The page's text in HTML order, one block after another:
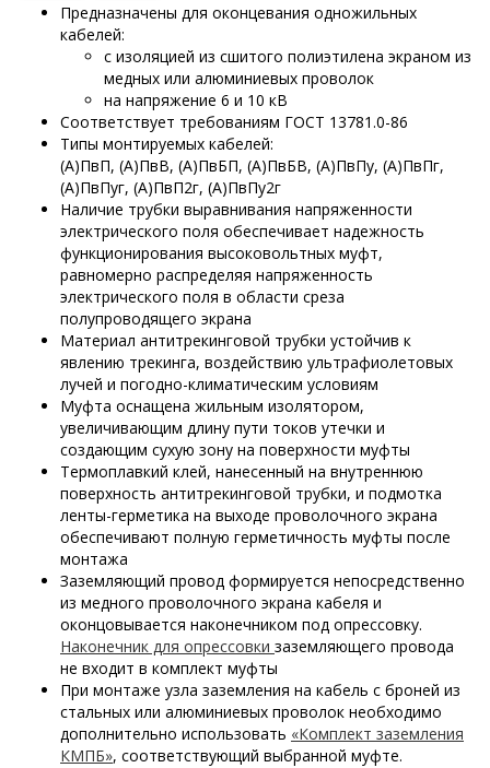
Предназначены для оконцевания одножильных
кабелей:
с изоляцией из сшитого полиэтилена экраном из
медных или алюминиевых проволок
на напряжение 6 и 10 кВ
Соответствует требованиям ГОСТ 13781.0-86
Типы монтируемых кабелей:
(А)ПвП, (А)ПвВ, (А)ПвБП, (А)ПвБВ, (А)ПвПу, (А)ПвПг,
(А)ПвПуг, (А)ПвП2г, (А)ПвПу2г
Наличие трубки выравнивания напряженности
электрического поля обеспечивает надежность
функционирования высоковольтных муфт,
равномерно распределяя напряженность
электрического поля в области среза
полупроводящего экрана
Материал антитрекинговой трубки устойчив к
явлению трекинга, воздействию ультрафиолетовых
лучей и погодно-климатическим условиям
Муфта оснащена жильным изолятором,
увеличивающим длину пути токов утечки и
создающим сухую зону на поверхности муфты
Термоплавкий клей, нанесенный на внутреннюю
поверхность антитрекинговой трубки, и подмотка
ленты-герметика на выходе проволочного экрана
обеспечивают полную герметичность муфты после
монтажа
Заземляющий провод формируется непосредственно
из медного проволочного экрана кабеля и
оконцовывается наконечником под опрессовку.
Наконечник для опрессовки заземляющего провода
не входит в комплект муфты
При монтаже узла заземления на кабель с броней из
стальных или алюминиевых проволок необходимо
дополнительно использовать «Комплект заземления
КМПБ», соответствующий выбранной муфте.